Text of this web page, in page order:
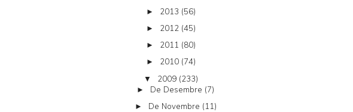
► 2013 (56)
► 2012 (45)
► 2011 (80)
► 2010 (74)
▼ 2009 (233)
► De Desembre (7)
► De Novembre (11)